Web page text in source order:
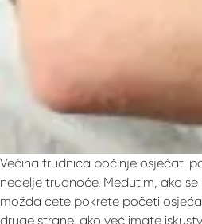
Većina trudnica počinje osjećati
nedelje trudnoće. Međutim, ako
možda ćete pokrete početi
druge strane, ako već imate